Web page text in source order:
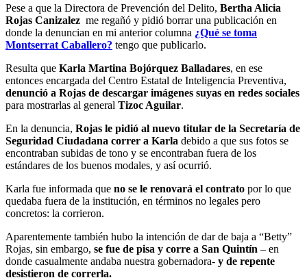
Pese a que la Directora de Prevención del Delito, Bertha Alicia
Rojas Canizalez me regañó y pidió borrar una publicación en
donde la denuncian en mi anterior columna ¿Qué se toma
Montserrat Caballero? tengo que publicarlo.
Resulta que Karla Martina Bojórquez Balladares, en ese
entonces encargada del Centro Estatal de Inteligencia Preventiva,
denunció a Rojas de descargar imágenes suyas en redes sociales
para mostrarlas al general Tizoc Aguilar.
En la denuncia, Rojas le pidió al nuevo titular de la Secretaría de
Seguridad Ciudadana correr a Karla debido a que sus fotos se
encontraban subidas de tono y se encontraban fuera de los
estándares de los buenos modales, y así ocurrió.
Karla fue informada que no se le renovará el contrato por lo que
quedaba fuera de la institución, en términos no legales pero
concretos: la corrieron.
Aparentemente también hubo la intención de dar de baja a “Betty”
Rojas, sin embargo, se fue de pisa y corre a San Quintín – en
donde casualmente andaba nuestra gobernadora- y de repente
desistieron de correrla.